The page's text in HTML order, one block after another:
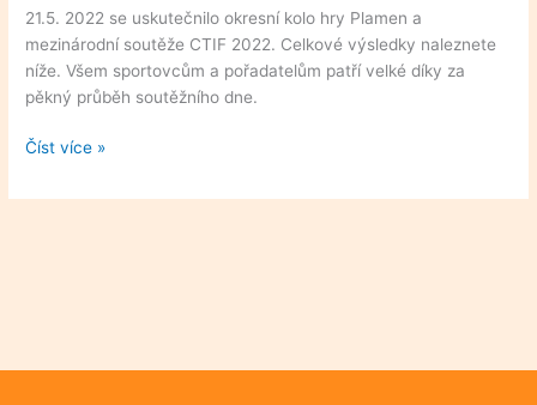
21.5. 2022 se uskutečnilo okresní kolo hry Plamen a
mezinárodní soutěže CTIF 2022. Celkové výsledky naleznete
níže. Všem sportovcům a pořadatelům patří velké díky za
pěkný průběh soutěžního dne.
Číst více »